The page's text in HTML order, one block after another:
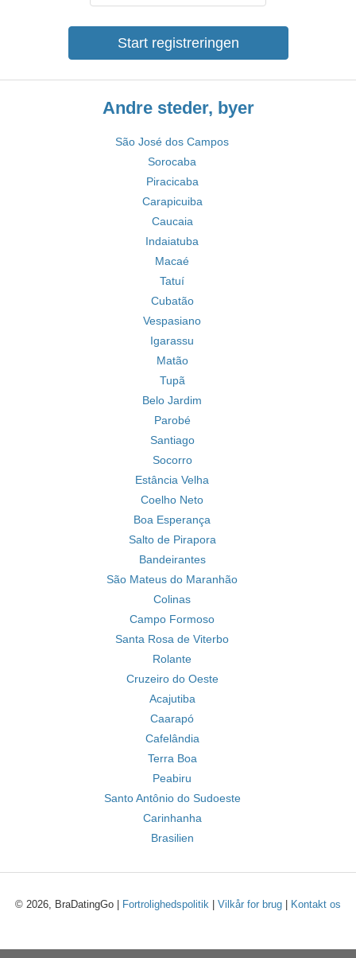
Start registreringen
Andre steder, byer
São José dos Campos
Sorocaba
Piracicaba
Carapicuiba
Caucaia
Indaiatuba
Macaé
Tatuí
Cubatão
Vespasiano
Igarassu
Matão
Tupã
Belo Jardim
Parobé
Santiago
Socorro
Estância Velha
Coelho Neto
Boa Esperança
Salto de Pirapora
Bandeirantes
São Mateus do Maranhão
Colinas
Campo Formoso
Santa Rosa de Viterbo
Rolante
Cruzeiro do Oeste
Acajutiba
Caarapó
Cafelândia
Terra Boa
Peabiru
Santo Antônio do Sudoeste
Carinhanha
Brasilien
© 2026, BraDatingGo | Fortrolighedspolitik Vilkår for brug Kontakt os